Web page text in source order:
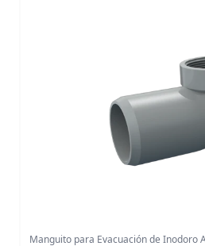
Manguito para Evacuación de Inodoro